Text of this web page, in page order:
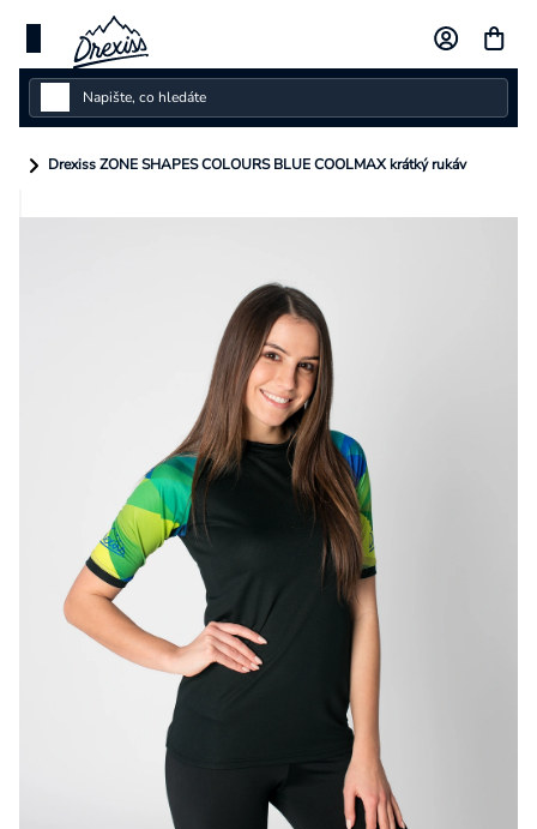
obsah
Dámské
Dětské
Přihlášení
Drexiss ZONE SHAPES COLOURS BLUE COOLMAX krátký rukáv